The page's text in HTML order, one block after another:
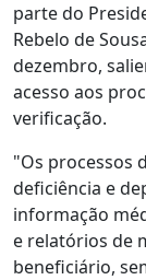
parte do
Rebelo de
dezembro,
acesso aos
verificação.
"Os processos
deficiência e
informação
e relatórios de
beneficiário,